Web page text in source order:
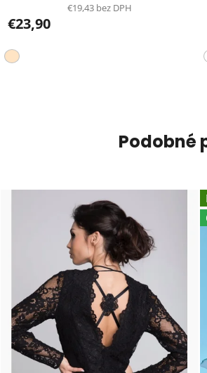
€19,43 bez DPH
€23,90
Podobné